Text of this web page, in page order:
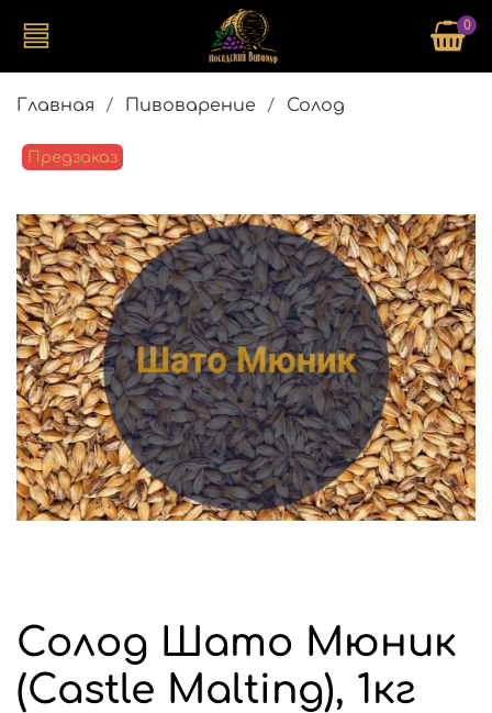
0
Главная Пивоварение Солод
Предзаказ
Солод Шато Мюник
(Castle Malting), 1кг